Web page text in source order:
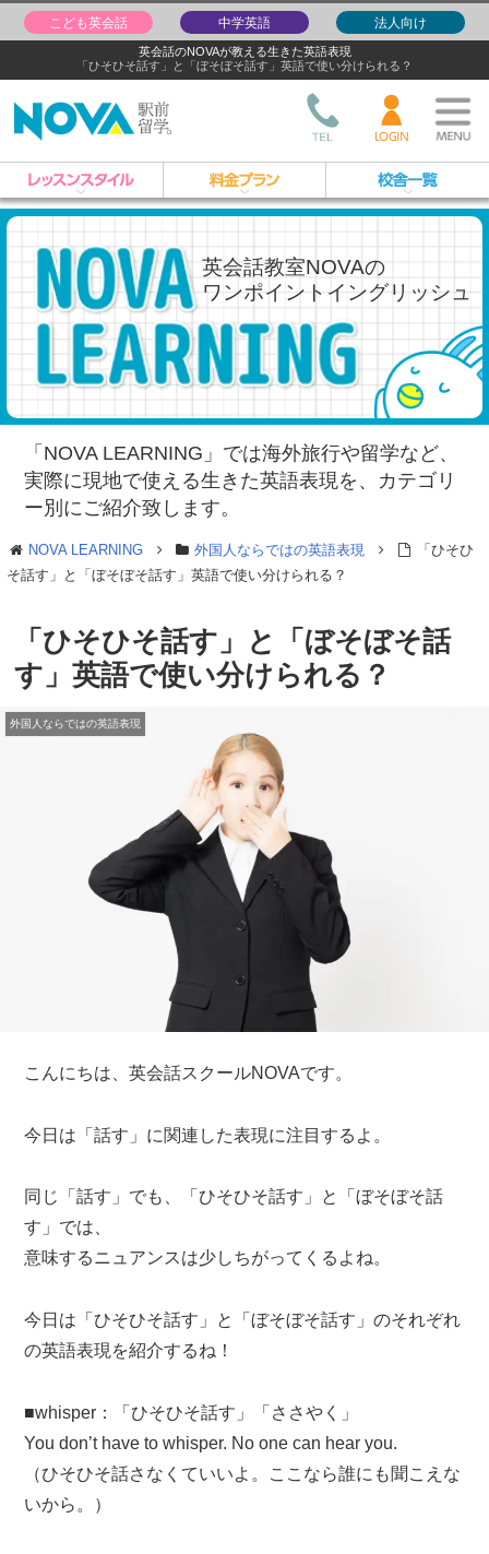
英会話のNOVAが教える生きた英語表現
「ひそひそ話す」と「ぼそぼそ話す」英語で使い分けられる？
こども英会話 中学英語 法人向け
英会話教室NOVAの
ワンポイントイングリッシュ
「NOVA LEARNING」では海外旅行や留学など、
実際に現地で使える生きた英語表現を、 カテゴリ
ー別にご紹介致します。
NOVA LEARNING 外国人ならではの英語表現
「ひそひ
そ話す」と「ぼそぼそ話す」英語で使い分けられる？
「ひそひそ話す」と「ぼそぼそ話
す」英語で使い分けられる？
外国人ならではの英語表現
こんにちは、英会話スクールNOVAです。
今日は「話す」に関連した表現に注目するよ。
同じ「話す」でも、「ひそひそ話す」と「ぼそぼそ話
す」では、
意味するニュアンスは少しちがってくるよね。
今日は「ひそひそ話す」と「ぼそぼそ話す」のそれぞれ
の英語表現を紹介するね！
■whisper：「ひそひそ話す」「ささやく」
You don’t have to whisper. No one can hear you.
（ひそひそ話さなくていいよ。ここなら誰にも聞こえな
いから。）